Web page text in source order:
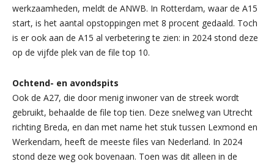
werkzaamheden, meldt de ANWB. In Rotterdam, waar de A15
start, is het aantal opstoppingen met 8 procent gedaald. Toch
is er ook aan de A15 al verbetering te zien: in 2024 stond deze
op de vijfde plek van de file top 10.
Ochtend- en avondspits
Ook de A27, die door menig inwoner van de streek wordt
gebruikt, behaalde de file top tien. Deze snelweg van Utrecht
richting Breda, en dan met name het stuk tussen Lexmond en
Werkendam, heeft de meeste files van Nederland. In 2024
stond deze weg ook bovenaan. Toen was dit alleen in de